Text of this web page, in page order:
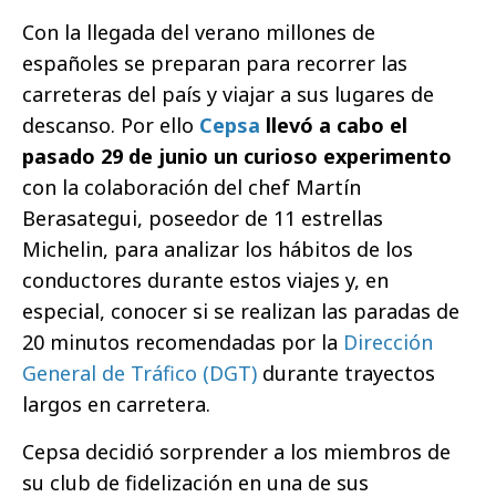
Con la llegada del verano millones de
españoles se preparan para recorrer las
carreteras del país y viajar a sus lugares de
descanso. Por ello Cepsa llevó a cabo el
pasado 29 de junio un curioso experimento
con la colaboración del chef Martín
Berasategui, poseedor de 11 estrellas
Michelin, para analizar los hábitos de los
conductores durante estos viajes y, en
especial, conocer si se realizan las paradas de
20 minutos recomendadas por la Dirección
General de Tráfico (DGT) durante trayectos
largos en carretera.
Cepsa decidió sorprender a los miembros de
su club de fidelización en una de sus